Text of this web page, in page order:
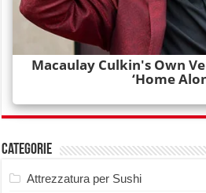
Categorie
Attrezzatura per Sushi